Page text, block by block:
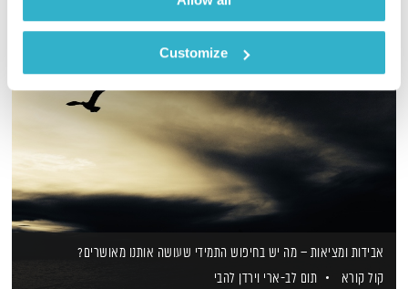
Customize
אבידות ומציאות – מה יש בחיפוש התמידי שעושה אותנו מאושרים?
קול קורא
תום לב-ארי וירדן להבי